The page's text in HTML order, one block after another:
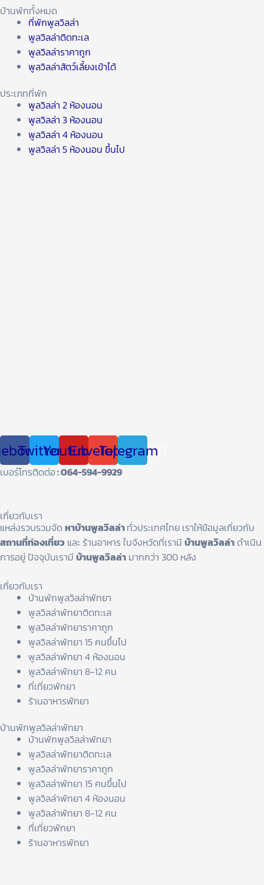
บ้านพักทั้งหมด
ที่พักพูลวิลล่า
พูลวิลล่าติดทะเล
พูลวิลล่าราคาถูก
พูลวิลล่าสัตว์เลี้ยงเข้าได้
ประเภทที่พัก
พูลวิลล่า 2 ห้องนอน
พูลวิลล่า 3 ห้องนอน
พูลวิลล่า 4 ห้องนอน
พูลวิลล่า 5 ห้องนอน ขึ้นไป
TwitterYoutubeEnvelopeTelegram
เบอร์โทรติดต่อ: 064-594-9929
เกี่ยวกับเรา
แหล่งรวบรวมจัด หาบ้านพูลวิลล่าทั่วประเทศไทย เราให้ข้อมูลเกี่ยวกับ
สถานที่ท่องเที่ยว และ ร้านอาหาร ในจังหวัดที่เรามี บ้านพูลวิลล่าดำเนิน
การอยู่ ปัจจุบันเรามี บ้านพูลวิลล่า มากกว่า 300 หลัง
เกี่ยวกับเรา
บ้านพักพูลวิลล่าพัทยา
พูลวิลล่าพัทยาติดทะเล
พูลวิลล่าพัทยาราคาถูก
พูลวิลล่าพัทยา 15 คนขึ้นไป
พูลวิลล่าพัทยา 4 ห้องนอน
พูลวิลล่าพัทยา 8-12 คน
ที่เที่ยวพัทยา
ร้านอาหารพัทยา
บ้านพักพูลวิลล่าพัทยา
บ้านพักพูลวิลล่าพัทยา
พูลวิลล่าพัทยาติดทะเล
พูลวิลล่าพัทยาราคาถูก
พูลวิลล่าพัทยา 15 คนขึ้นไป
พูลวิลล่าพัทยา 4 ห้องนอน
พูลวิลล่าพัทยา 8-12 คน
ที่เที่ยวพัทยา
ร้านอาหารพัทยา